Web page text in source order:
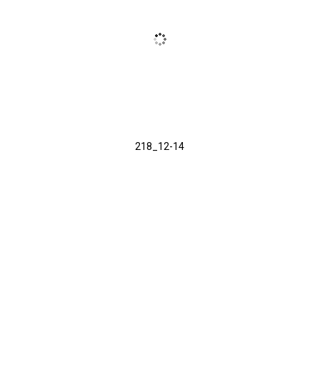
218_12-14